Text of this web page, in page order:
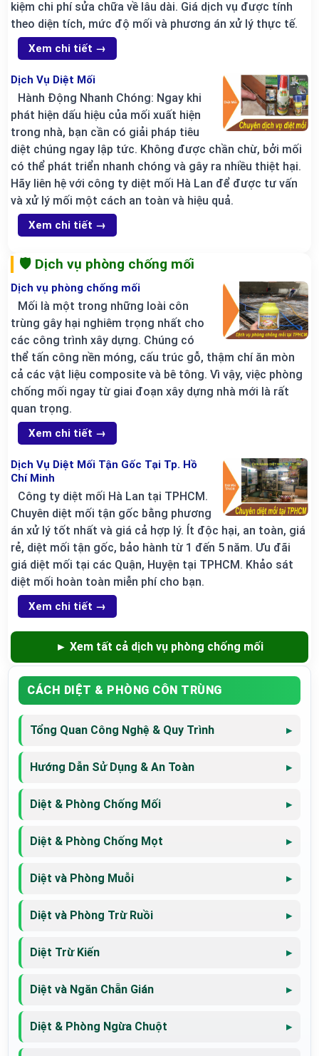
kiệm chi phí sửa chữa về lâu dài. Giá dịch vụ được tính
theo diện tích, mức độ mối và phương án xử lý thực tế.
Xem chi tiết →
Dịch Vụ Diệt Mối
Hành Động Nhanh Chóng: Ngay khi
phát hiện dấu hiệu của mối xuất hiện
trong nhà, bạn cần có giải pháp tiêu
diệt chúng ngay lập tức. Không được chần chừ, bởi mối
có thể phát triển nhanh chóng và gây ra nhiều thiệt hại.
Hãy liên hệ với công ty diệt mối Hà Lan để được tư vấn
và xử lý mối một cách an toàn và hiệu quả.
Xem chi tiết →
🛡️ Dịch vụ phòng chống mối
Dịch vụ phòng chống mối
Mối là một trong những loài côn
trùng gây hại nghiêm trọng nhất cho
các công trình xây dựng. Chúng có
thể tấn công nền móng, cấu trúc gỗ, thậm chí ăn mòn
cả các vật liệu composite và bê tông. Vì vậy, việc phòng
chống mối ngay từ giai đoạn xây dựng nhà mới là rất
quan trọng.
Xem chi tiết →
Dịch Vụ Diệt Mối Tận Gốc Tại Tp. Hồ
Chí Minh
Công ty diệt mối Hà Lan tại TPHCM.
Chuyên diệt mối tận gốc bằng phương
án xử lý tốt nhất và giá cả hợp lý. Ít độc hại, an toàn, giá
rẻ, diệt mối tận gốc, bảo hành từ 1 đến 5 năm. Ưu đãi
giá diệt mối tại các Quận, Huyện tại TPHCM. Khảo sát
diệt mối hoàn toàn miễn phí cho bạn.
Xem chi tiết →
► Xem tất cả dịch vụ phòng chống mối
CÁCH DIỆT & PHÒNG CÔN TRÙNG
Tổng Quan Công Nghệ & Quy Trình
Hướng Dẫn Sử Dụng & An Toàn
Diệt & Phòng Chống Mối
Diệt & Phòng Chống Mọt
Diệt và Phòng Muỗi
Diệt và Phòng Trừ Ruồi
Diệt Trừ Kiến
Diệt và Ngăn Chẵn Gián
Diệt & Phòng Ngừa Chuột